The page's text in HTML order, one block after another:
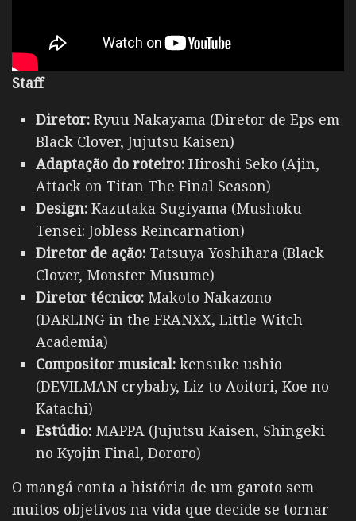
Staff
Diretor: Ryuu Nakayama (Diretor de Eps em
Black Clover, Jujutsu Kaisen)
Adaptação do roteiro: Hiroshi Seko (Ajin,
Attack on Titan The Final Season)
Design: Kazutaka Sugiyama (Mushoku
Tensei: Jobless Reincarnation)
Diretor de ação: Tatsuya Yoshihara (Black
Clover, Monster Musume)
Diretor técnico: Makoto Nakazono
(DARLING in the FRANXX, Little Witch
Academia)
Compositor musical: kensuke ushio
(DEVILMAN crybaby, Liz to Aoitori, Koe no
Katachi)
Estúdio: MAPPA (Jujutsu Kaisen, Shingeki
no Kyojin Final, Dororo)
O mangá conta a história de um garoto sem
muitos objetivos na vida que decide se tornar